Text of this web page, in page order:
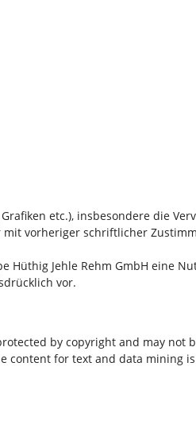
etc.), insbesondere die
vorheriger schriftlicher
Hüthig Jehle Rehm GmbH eine
vor.
by copyright and may not
content for text and data mining